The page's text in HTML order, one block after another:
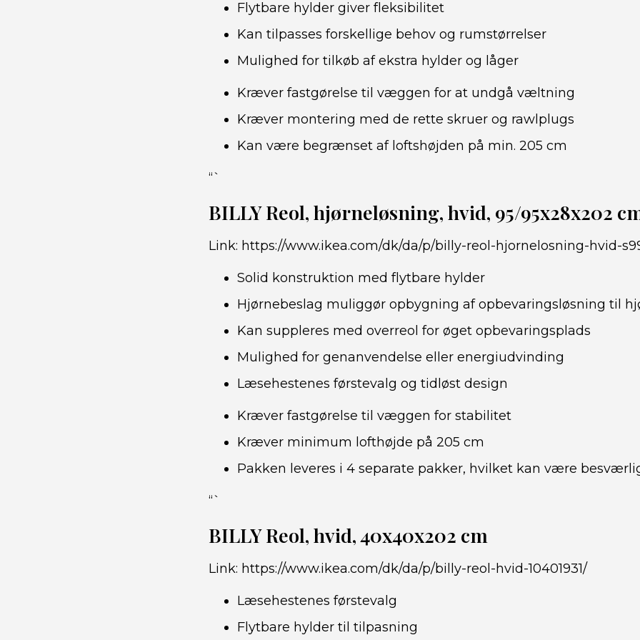
Flytbare hylder giver fleksibilitet
Kan tilpasses forskellige behov og rumstørrelser
Mulighed for tilkøb af ekstra hylder og låger
Kræver fastgørelse til væggen for at undgå væltning
Kræver montering med de rette skruer og rawlplugs
Kan være begrænset af loftshøjden på min. 205 cm
“`
BILLY Reol, hjørneløsning, hvid, 95/95x28x202
Link: https://www.ikea.com/dk/da/p/billy-reol-hjornelosning-hvid-
Solid konstruktion med flytbare hylder
Hjørnebeslag muliggør opbygning af opbevaringsløsning til
Kan suppleres med overreol for øget opbevaringsplads
Mulighed for genanvendelse eller energiudvinding
Læsehestenes førstevalg og tidløst design
Kræver fastgørelse til væggen for stabilitet
Kræver minimum lofthøjde på 205 cm
Pakken leveres i 4 separate pakker, hvilket kan være
“`
BILLY Reol, hvid, 40x40x202 cm
Link: https://www.ikea.com/dk/da/p/billy-reol-hvid-10401931/
Læsehestenes førstevalg
Flytbare hylder til tilpasning